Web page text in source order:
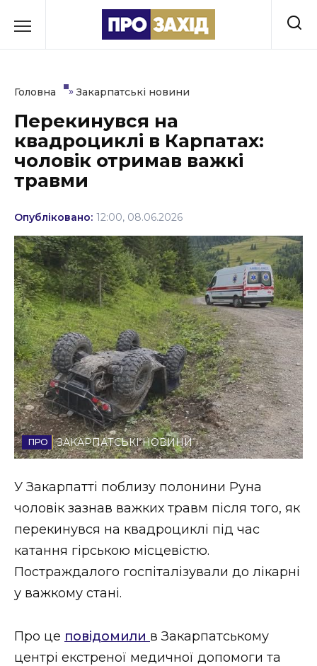
до
Культура
Освіта
Політика
Соціум
Спорт
Стиль життя
Втрачений Ужгород
Втрачений Ужгород (відеоверсія)
НОВИНИ ЗАХІДНОЇ УКРАЇНИ
ФОТО
ВІДЕО
Головна » Закарпатські новини
Перекинувся на
квадроциклі в Карпатах:
чоловік отримав важкі
травми
Опубліковано: 12:00, 08.06.2026
ЗАКАРПАТСЬКІ НОВИНИ
У Закарпатті поблизу полонини Руна
чоловік зазнав важких травм після того, як
перекинувся на квадроциклі під час
катання гірською місцевістю.
Постраждалого госпіталізували до лікарні
у важкому стані.
Про це повідомили в Закарпатському
центрі екстреної медичної допомоги та